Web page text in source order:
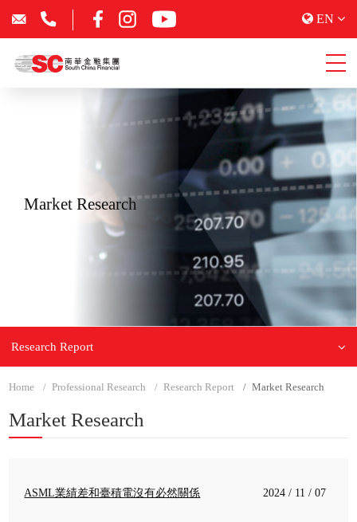
EN
Market Research
Research Report
Home Professional Research Research Report Market Research
Market Research
ASML業績差和臺積電沒有必然關係 2024 / 11 / 07